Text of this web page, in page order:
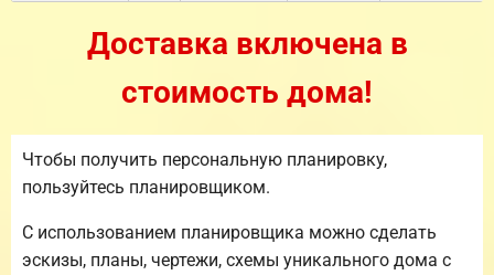
Доставка включена в
стоимость дома!
Чтобы получить персональную планировку,
пользуйтесь планировщиком.
С использованием планировщика можно сделать
эскизы, планы, чертежи, схемы уникального дома с